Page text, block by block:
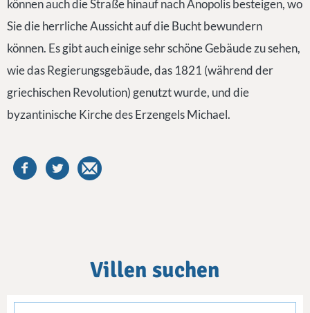
können auch die Straße hinauf nach Anopolis besteigen, wo
Sie die herrliche Aussicht auf die Bucht bewundern
können. Es gibt auch einige sehr schöne Gebäude zu sehen,
wie das Regierungsgebäude, das 1821 (während der
griechischen Revolution) genutzt wurde, und die
byzantinische Kirche des Erzengels Michael.
Villen suchen